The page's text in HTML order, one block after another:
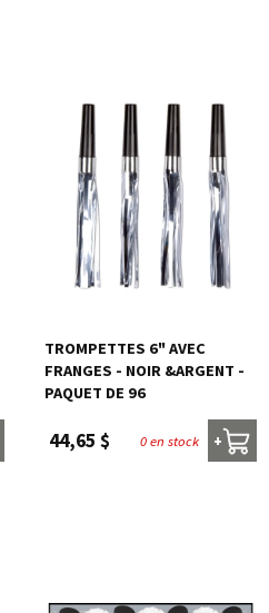
TROMPETTES 6" AVEC
FRANGES - NOIR &ARGENT -
PAQUET DE 96
44,65 $ 0 en stock +